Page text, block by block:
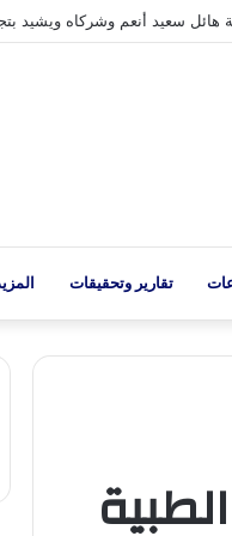
المسلحة اليمنية ضد تحشيدات
تقارير وتحقيقات